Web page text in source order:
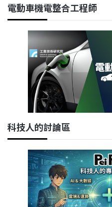
電動車機電整合工程師
科技人的討論區